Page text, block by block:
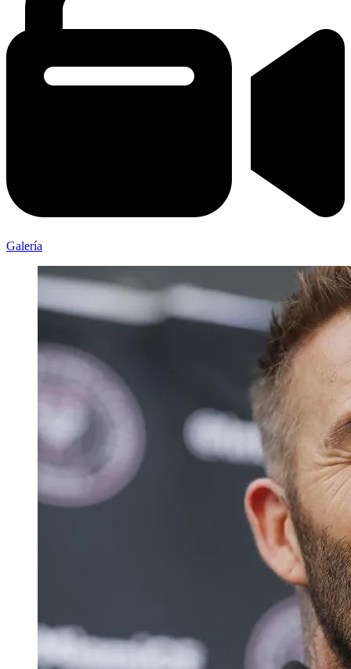
Galería